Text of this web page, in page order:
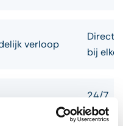
verloop
Direct
bij elke
Engelstalig)
24/7